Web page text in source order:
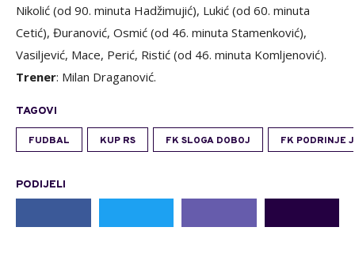
Nikolić (od 90. minuta Hadžimujić), Lukić (od 60. minuta
Cetić), Đuranović, Osmić (od 46. minuta Stamenković),
Vasiljević, Mace, Perić, Ristić (od 46. minuta Komljenović).
Trener: Milan Draganović.
TAGOVI
FUDBAL KUP RS FK SLOGA DOBOJ FK PODRINJE
PODIJELI